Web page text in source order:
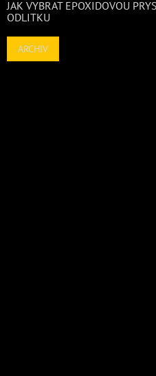
JAK VYBRAT EPOXIDOVOU
ODLITKU
ARCHIV